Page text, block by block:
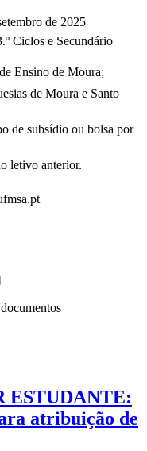
de 2025
Ciclos e Secundário
Ensino de Moura;
de Moura e Santo
de subsídio ou bolsa por
letivo anterior.
ESTUDANTE:
atribuição de